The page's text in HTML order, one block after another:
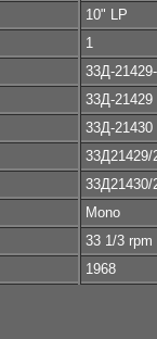
10" LP
1
33Д-
33Д-21429
33Д-21430
33Д21429/
33Д21430/
Mono
33 1/3 rpm
1968